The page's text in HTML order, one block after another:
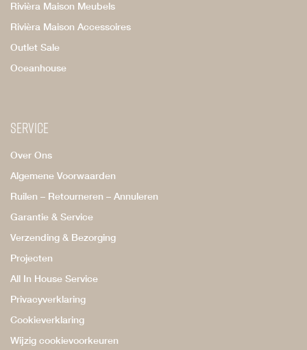
Rivièra Maison Meubels
Rivièra Maison Accessoires
Outlet Sale
Oceanhouse
Service
Over Ons
Algemene Voorwaarden
Ruilen – Retourneren – Annuleren
Garantie & Service
Verzending & Bezorging
Projecten
All In House Service
Privacyverklaring
Cookieverklaring
Wijzig cookievoorkeuren